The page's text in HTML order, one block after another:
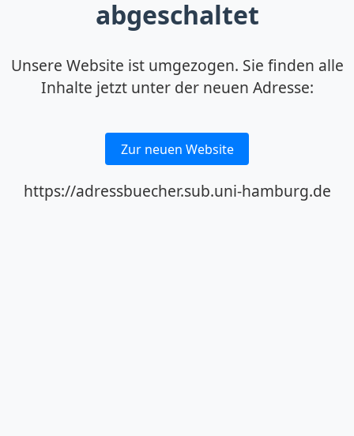
abgeschaltet
Unsere Website ist umgezogen. Sie finden alle
Inhalte jetzt unter der neuen Adresse:
Zur neuen Website
https://adressbuecher.sub.uni-hamburg.de